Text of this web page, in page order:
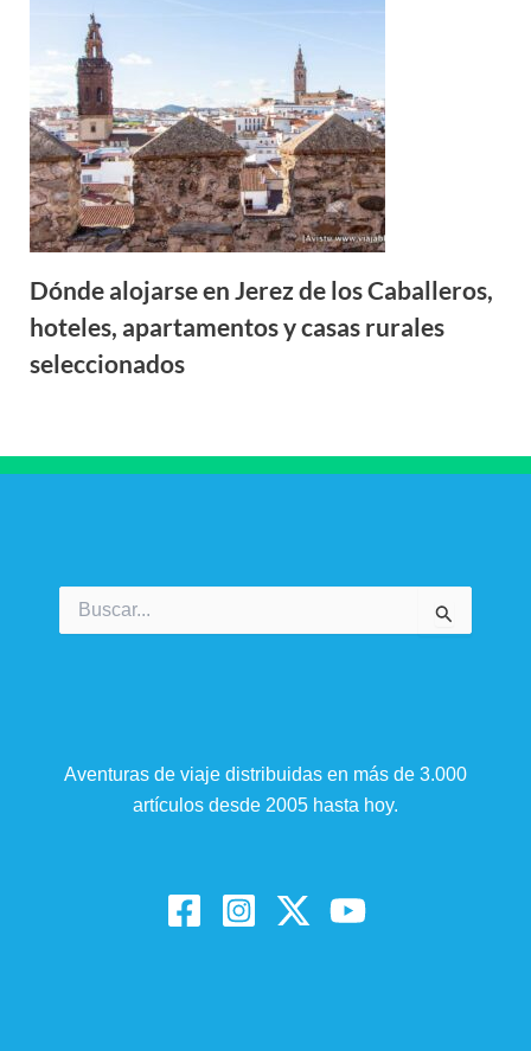
Dónde alojarse en Jerez de los Caballeros,
hoteles, apartamentos y casas rurales
seleccionados
por:
Aventuras de viaje distribuidas en más de 3.000
artículos desde 2005 hasta hoy.